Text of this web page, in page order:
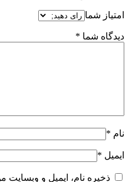
امتیاز شما
دیدگاه شما *
نام *
ایمیل *
ذخیره نام، ایمیل و وبسایت